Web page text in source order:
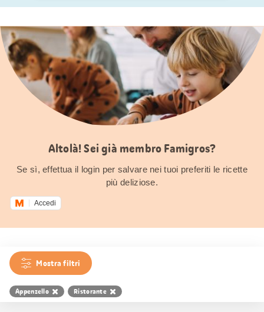
Altolà! Sei già membro Famigros?
Se sì, effettua il login per salvare nei tuoi preferiti le ricette
più deliziose.
Accedi
Mostra filtri
Appenzello Ristorante